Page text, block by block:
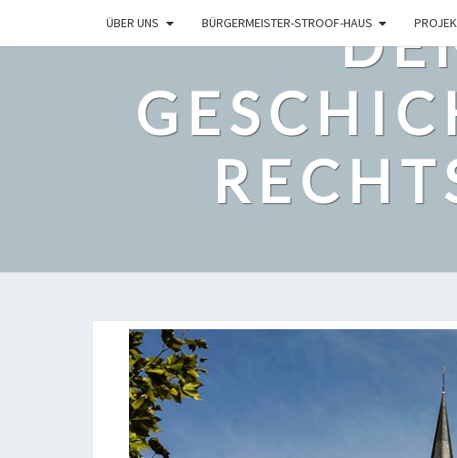
ÜBER UNS BÜRGERMEISTER-STROOF-HAUS